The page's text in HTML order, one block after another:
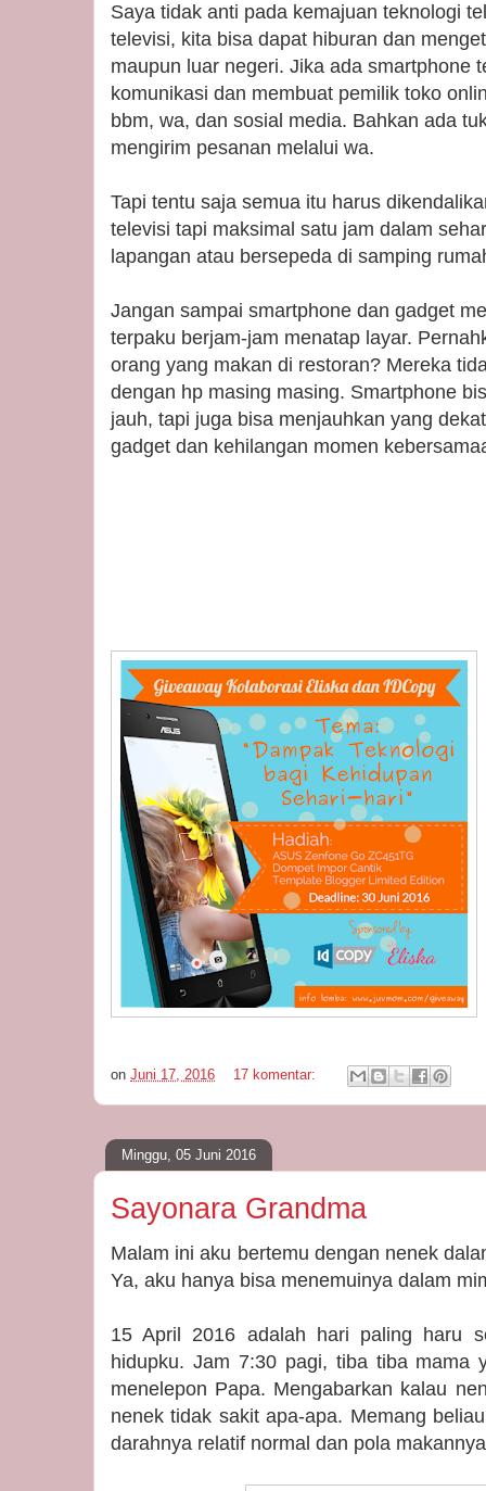
Saya tidak anti pada kemajuan teknologi
televisi, kita bisa dapat hiburan dan
maupun luar negeri. Jika ada smartphone
komunikasi dan membuat pemilik toko
bbm, wa, dan sosial media. Bahkan ada
mengirim pesanan melalui wa.
Tapi tentu saja semua itu harus
televisi tapi maksimal satu jam dalam
lapangan atau bersepeda di samping
Jangan sampai smartphone dan gadget
terpaku berjam-jam menatap layar.
orang yang makan di restoran? Mereka
dengan hp masing masing. Smartphone
jauh, tapi juga bisa menjauhkan yang
gadget dan kehilangan momen
on Juni 17, 2016 17 komentar:
Minggu, 05 Juni 2016
Sayonara Grandma
Malam ini aku bertemu dengan nenek
Ya, aku hanya bisa menemuinya dalam
15 April 2016 adalah hari paling haru
hidupku. Jam 7:30 pagi, tiba tiba mama
menelepon Papa. Mengabarkan kalau
nenek tidak sakit apa-apa. Memang
darahnya relatif normal dan pola